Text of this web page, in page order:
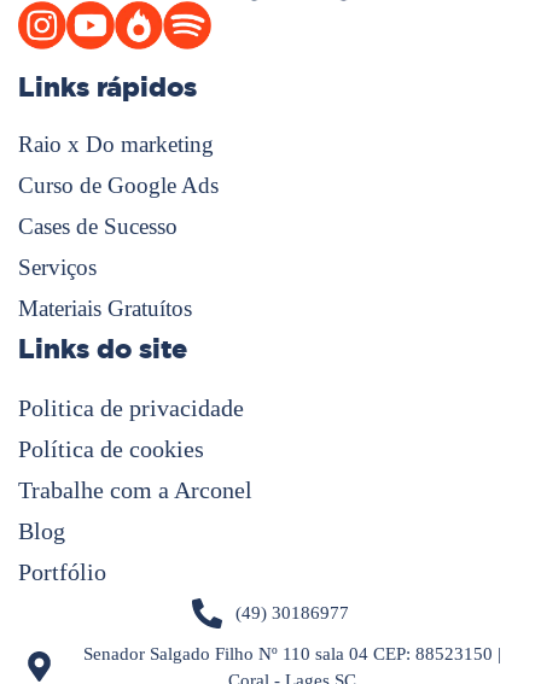
Links rápidos
Raio x Do marketing
Curso de Google Ads
Cases de Sucesso
Serviços
Materiais Gratuítos
Links do site
Politica de privacidade
Política de cookies
Trabalhe com a Arconel
Blog
Portfólio
(49) 30186977
Senador Salgado Filho Nº 110 sala 04 CEP: 88523150 |
Coral - Lages SC